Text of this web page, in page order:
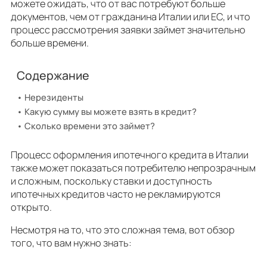
можете ожидать, что от вас потребуют больше
документов, чем от гражданина Италии или ЕС, и что
процесс рассмотрения заявки займет значительно
больше времени.
Содержание
Нерезиденты
Какую сумму вы можете взять в кредит?
Сколько времени это займет?
Процесс оформления ипотечного кредита в Италии
также может показаться потребителю непрозрачным
и сложным, поскольку ставки и доступность
ипотечных кредитов часто не рекламируются
открыто.
Несмотря на то, что это сложная тема, вот обзор
того, что вам нужно знать: